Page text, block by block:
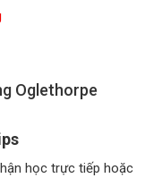
Oglethorpe
học trực tiếp hoặc